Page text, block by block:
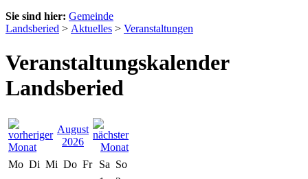
Sie sind hier: Gemeinde
Landsberied > Aktuelles > Veranstaltungen
Veranstaltungskalender
Landsberied
August
2026
Mo Di Mi Do Fr Sa So